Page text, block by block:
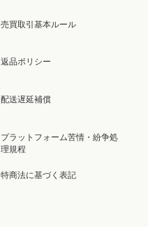
売買取引基本ルール
返品ポリシー
配送遅延補償
プラットフォーム苦情・紛争処
理規程
特商法に基づく表記